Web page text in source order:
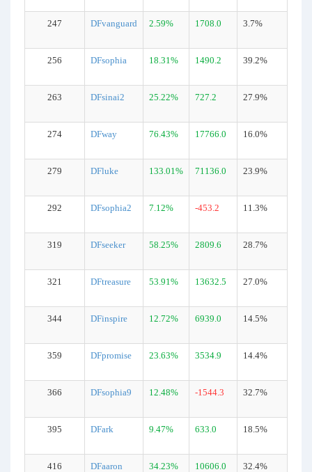
247 DFvanguard 2.59% 1708.0 3.7%
256 DFsophia 18.31% 1490.2 39.2%
263 DFsinai2 25.22% 727.2 27.9%
274 DFway 76.43% 17766.0 16.0%
279 DFluke 133.01% 71136.0 23.9%
292 DFsophia2 7.12% -453.2 11.3%
319 DFseeker 58.25% 2809.6 28.7%
321 DFtreasure 53.91% 13632.5 27.0%
344 DFinspire 12.72% 6939.0 14.5%
359 DFpromise 23.63% 3534.9 14.4%
366 DFsophia9 12.48% -1544.3 32.7%
395 DFark 9.47% 633.0 18.5%
416 DFaaron 34.23% 10606.0 32.4%